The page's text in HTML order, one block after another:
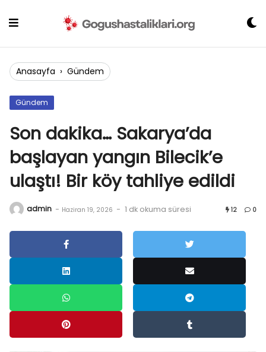
Anasayfa › Gündem
Gündem
Son dakika… Sakarya’da
başlayan yangın Bilecik’e
ulaştı! Bir köy tahliye edildi
admin - Haziran 19, 2026 - 1 dk okuma süresi 12 0